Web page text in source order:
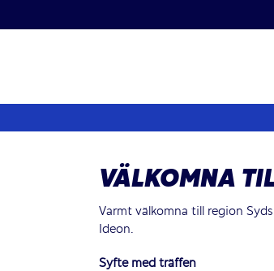
till
VÄLKOMNA
Varmt välkomna till region
Ideon.
Syfte med träffen